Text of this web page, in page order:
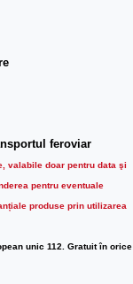
feroviar
valabile doar pentru data şi
pentru eventuale
produse prin utilizarea
unic 112. Gratuit în orice